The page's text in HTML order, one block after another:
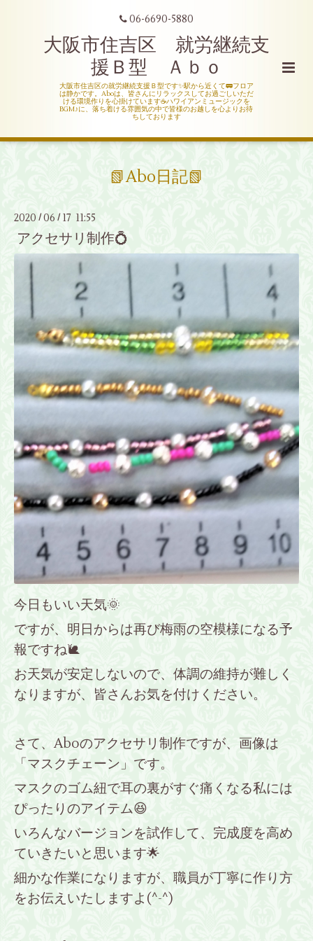
06-6690-5880
大阪市住吉区 就労継続支
援Ｂ型 Ａｂｏ
大阪市住吉区の就労継続支援Ｂ型です✨駅から近くて🚃フロア
は静かです。Aboは、皆さんにリラックスしてお過ごしいただ
ける環境作りを心掛けています☕ハワイアンミュージックを
BGM♪に、落ち着ける雰囲気の中で皆様のお越しを心よりお待
ちしております
📗Abo日記📗
2020 /06 / 17 11:55
アクセサリ制作💍
今日もいい天気🌞
ですが、明日からは再び梅雨の空模様になる予
報ですね🐌
お天気が安定しないので、体調の維持が難しく
なりますが、皆さんお気を付けください。
さて、Aboのアクセサリ制作ですが、画像は
「マスクチェーン」です。
マスクのゴム紐で耳の裏がすぐ痛くなる私には
ぴったりのアイテム😆
いろんなバージョンを試作して、完成度を高め
ていきたいと思います🌟
細かな作業になりますが、職員が丁寧に作り方
をお伝えいたしますよ(^-^)